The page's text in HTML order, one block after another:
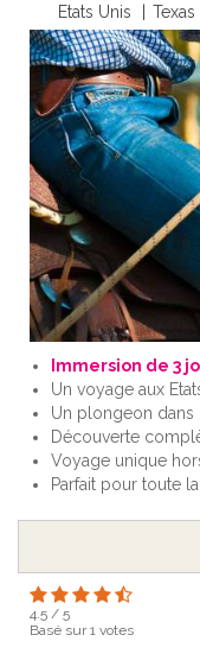
Etats Unis Texas
Immersion de 3
Un voyage aux
Un plongeon
Découverte
Voyage unique
Parfait pour toute
4.5 / 5
Basé sur1 votes